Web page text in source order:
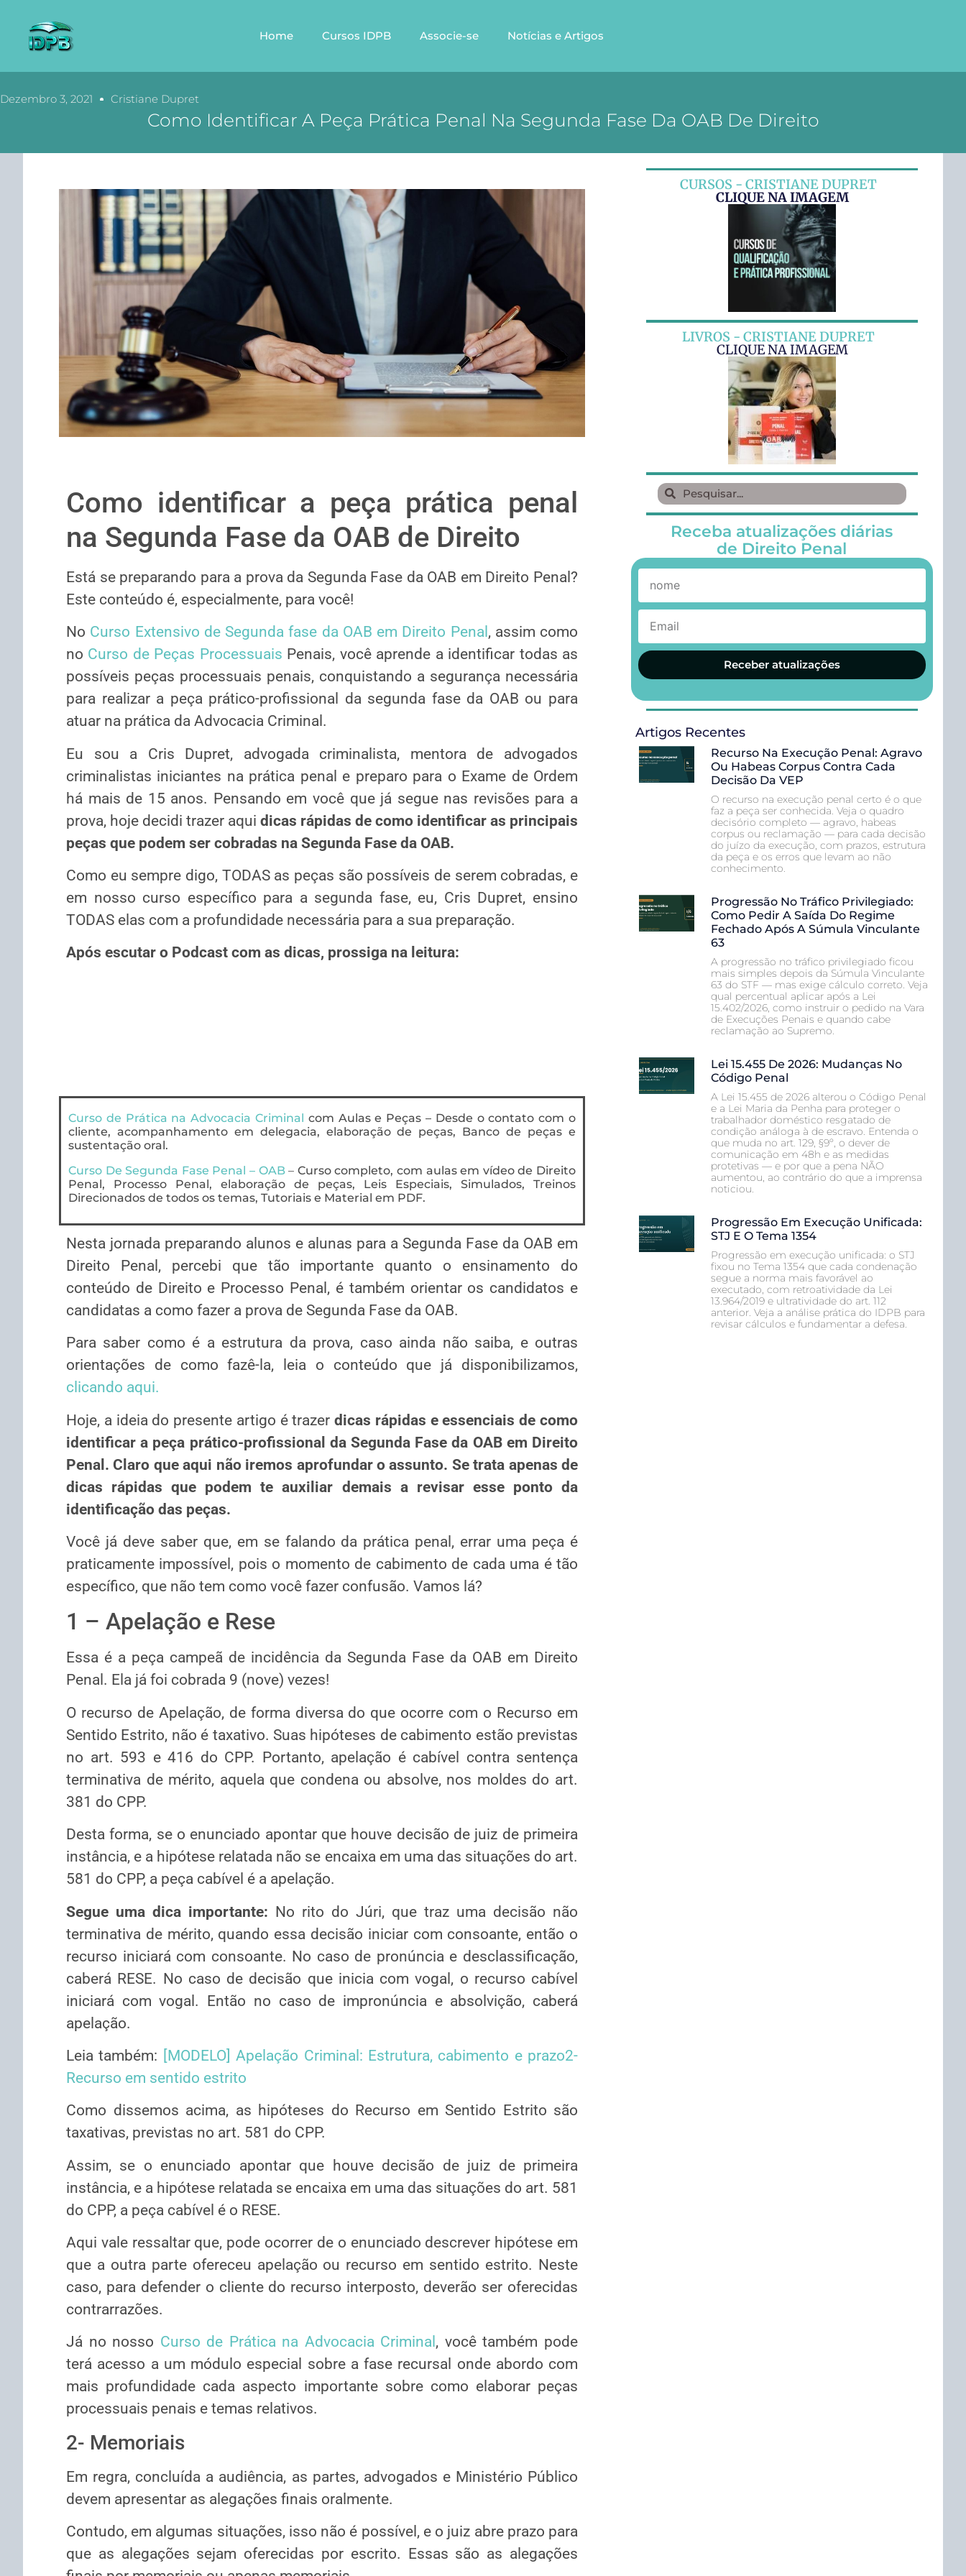
Home Cursos IDPB Associe-se Notícias e Artigos
Dezembro 3, 2021 Cristiane Dupret
Como Identificar A Peça Prática Penal Na Segunda Fase Da OAB De Direito
Como identificar a peça prática penal
na Segunda Fase da OAB de Direito
Está se preparando para a prova da Segunda Fase da OAB em Direito Penal?
Este conteúdo é, especialmente, para você!
No Curso Extensivo de Segunda fase da OAB em Direito Penal , assim como
no Curso de Peças Processuais Penais, você aprende a identificar todas as
possíveis peças processuais penais, conquistando a segurança necessária
para realizar a peça prático-profissional da segunda fase da OAB ou para
atuar na prática da Advocacia Criminal.
Eu sou a Cris Dupret, advogada criminalista, mentora de advogados
criminalistas iniciantes na prática penal e preparo para o Exame de Ordem
há mais de 15 anos. Pensando em você que já segue nas revisões para a
prova, hoje decidi trazer aqui dicas rápidas de como identificar as principais
peças que podem ser cobradas na Segunda Fase da OAB.
Como eu sempre digo, TODAS as peças são possíveis de serem cobradas, e
em nosso curso específico para a segunda fase, eu, Cris Dupret, ensino
TODAS elas com a profundidade necessária para a sua preparação.
Após escutar o Podcast com as dicas, prossiga na leitura:
Curso de Prática na Advocacia Criminal com Aulas e Peças – Desde o contato com o
cliente, acompanhamento em delegacia, elaboração de peças, Banco de peças e
sustentação oral.
Curso De Segunda Fase Penal – OAB– Curso completo, com aulas em vídeo de Direito
Penal, Processo Penal, elaboração de peças, Leis Especiais, Simulados, Treinos
Direcionados de todos os temas, Tutoriais e Material em PDF.
Nesta jornada preparando alunos e alunas para a Segunda Fase da OAB em
Direito Penal, percebi que tão importante quanto o ensinamento do
conteúdo de Direito e Processo Penal, é também orientar os candidatos e
candidatas a como fazer a prova de Segunda Fase da OAB.
Para saber como é a estrutura da prova, caso ainda não saiba, e outras
orientações de como fazê-la, leia o conteúdo que já disponibilizamos,
clicando aqui.
Hoje, a ideia do presente artigo é trazerdicas rápidas e essenciais de como
identificar a peça prático-profissional da Segunda Fase da OAB em Direito
Penal. Claro que aqui não iremos aprofundar o assunto. Se trata apenas de
dicas rápidas que podem te auxiliar demais a revisar esse ponto da
identificação das peças.
Você já deve saber que, em se falando da prática penal, errar uma peça é
praticamente impossível, pois o momento de cabimento de cada uma é tão
específico, que não tem como você fazer confusão. Vamos lá?
1 – Apelação e Rese
Essa é a peça campeã de incidência da Segunda Fase da OAB em Direito
Penal. Ela já foi cobrada 9 (nove) vezes!
O recurso de Apelação, de forma diversa do que ocorre com o Recurso em
Sentido Estrito, não é taxativo. Suas hipóteses de cabimento estão previstas
no art. 593 e 416 do CPP. Portanto, apelação é cabível contra sentença
terminativa de mérito, aquela que condena ou absolve, nos moldes do art.
381 do CPP.
Desta forma, se o enunciado apontar que houve decisão de juiz de primeira
instância, e a hipótese relatada não se encaixa em uma das situações do art.
581 do CPP, a peça cabível é a apelação.
Segue uma dica importante: No rito do Júri, que traz uma decisão não
terminativa de mérito, quando essa decisão iniciar com consoante, então o
recurso iniciará com consoante. No caso de pronúncia e desclassificação,
caberá RESE. No caso de decisão que inicia com vogal, o recurso cabível
iniciará com vogal. Então no caso de impronúncia e absolvição, caberá
apelação.
Leia também: [MODELO] Apelação Criminal: Estrutura, cabimento e prazo2-
Recurso em sentido estrito
Como dissemos acima, as hipóteses do Recurso em Sentido Estrito são
taxativas, previstas no art. 581 do CPP.
Assim, se o enunciado apontar que houve decisão de juiz de primeira
instância, e a hipótese relatada se encaixa em uma das situações do art. 581
do CPP, a peça cabível é o RESE.
Aqui vale ressaltar que, pode ocorrer de o enunciado descrever hipótese em
que a outra parte ofereceu apelação ou recurso em sentido estrito. Neste
caso, para defender o cliente do recurso interposto, deverão ser oferecidas
contrarrazões.
Já no nosso Curso de Prática na Advocacia Criminal , você também pode
terá acesso a um módulo especial sobre a fase recursal onde abordo com
mais profundidade cada aspecto importante sobre como elaborar peças
processuais penais e temas relativos.
2- Memoriais
Em regra, concluída a audiência, as partes, advogados e Ministério Público
devem apresentar as alegações finais oralmente.
Contudo, em algumas situações, isso não é possível, e o juiz abre prazo para
que as alegações sejam oferecidas por escrito. Essas são as alegações
CURSOS - CRISTIANE DUPRET
CLIQUE NA IMAGEM
LIVROS - CRISTIANE DUPRET
CLIQUE NA IMAGEM
Receba atualizações diárias
de Direito Penal
Receber atualizações
Artigos Recentes
Recurso Na Execução Penal: Agravo
Ou Habeas Corpus Contra Cada
Decisão Da VEP
O recurso na execução penal certo é o que
faz a peça ser conhecida. Veja o quadro
decisório completo — agravo, habeas
corpus ou reclamação — para cada decisão
do juízo da execução, com prazos, estrutura
da peça e os erros que levam ao não
conhecimento.
Progressão No Tráfico Privilegiado:
Como Pedir A Saída Do Regime
Fechado Após A Súmula Vinculante
63
A progressão no tráfico privilegiado ficou
mais simples depois da Súmula Vinculante
63 do STF — mas exige cálculo correto. Veja
qual percentual aplicar após a Lei
15.402/2026, como instruir o pedido na Vara
de Execuções Penais e quando cabe
reclamação ao Supremo.
Lei 15.455 De 2026: Mudanças No
Código Penal
A Lei 15.455 de 2026 alterou o Código Penal
e a Lei Maria da Penha para proteger o
trabalhador doméstico resgatado de
condição análoga à de escravo. Entenda o
que muda no art. 129, §9º, o dever de
comunicação em 48h e as medidas
protetivas — e por que a pena NÃO
aumentou, ao contrário do que a imprensa
noticiou.
Progressão Em Execução Unificada:
STJ E O Tema 1354
Progressão em execução unificada: o STJ
fixou no Tema 1354 que cada condenação
segue a norma mais favorável ao
executado, com retroatividade da Lei
13.964/2019 e ultratividade do art. 112
anterior. Veja a análise prática do IDPB para
revisar cálculos e fundamentar a defesa.